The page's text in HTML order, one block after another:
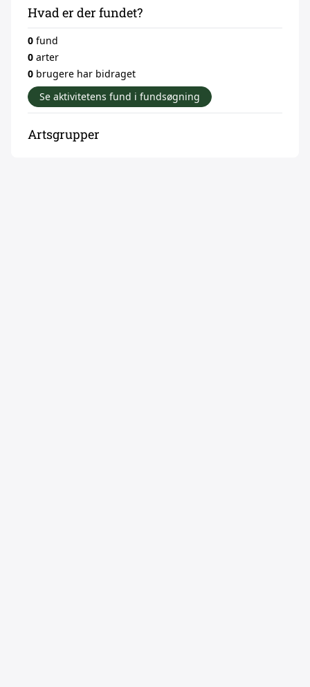
Hvad er der fundet?
0 fund
0 arter
0 brugere har bidraget
Se aktivitetens fund i fundsøgning
Artsgrupper